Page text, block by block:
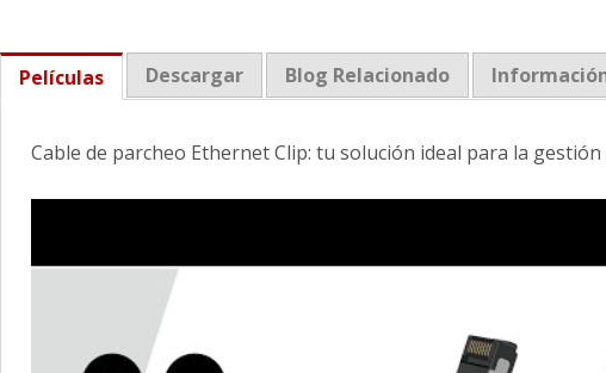
Películas Descargar Blog Relacionado
Cable de parcheo Ethernet Clip: tu solución ideal para la gestión